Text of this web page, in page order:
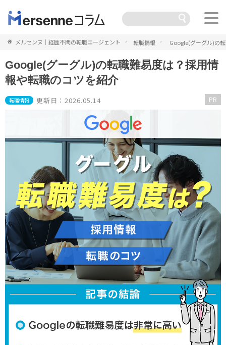
メルセンヌ｜経歴不問の転職エージェント 転職情報 Google(グーグル)の
Google(グーグル)の転職難易度は？採用情
報や転職のコツを紹介
転職情報 更新日：2026.05.14 PR